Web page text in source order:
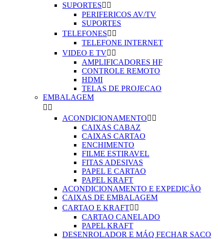
SUPORTES 
PERIFERICOS AV/TV
SUPORTES
TELEFONES 
TELEFONE INTERNET
VIDEO E TV 
AMPLIFICADORES HF
CONTROLE REMOTO
HDMI
TELAS DE PROJECAO
EMBALAGEM
 
ACONDICIONAMENTO 
CAIXAS CABAZ
CAIXAS CARTAO
ENCHIMENTO
FILME ESTIRAVEL
FITAS ADESIVAS
PAPEL E CARTAO
PAPEL KRAFT
ACONDICIONAMENTO E EXPEDIÇÃO
CAIXAS DE EMBALAGEM
CARTAO E KRAFT 
CARTAO CANELADO
PAPEL KRAFT
DESENROLADOR E MÁQ FECHAR SACO